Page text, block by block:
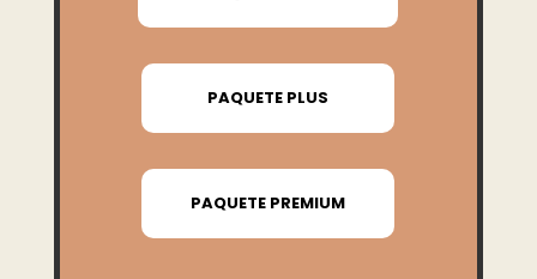
PAQUETE PLUS
PAQUETE PREMIUM